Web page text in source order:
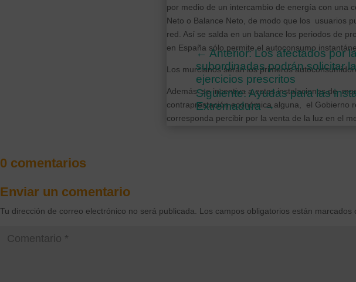
por medio de un intercambio de energía con una
Neto o Balance Neto, de modo que los usuarios
red. Así se salda en un balance los periodos de
en España sólo permite el autoconsumo
Los murcianos serán los primeros
Además se incentiva a estas instalaciones de
contraprestación económica alguna, el Gobierno
corresponda percibir por la venta de la luz en el
← Anterior: Los afectados por
subordinadas podrán solicitar
ejercicios prescritos
Siguiente: Ayudas para las
Extremadura→
0 comentarios
Enviar un comentario
Tu dirección de correo electrónico no será publicada. Los campos obligatorios están marcados